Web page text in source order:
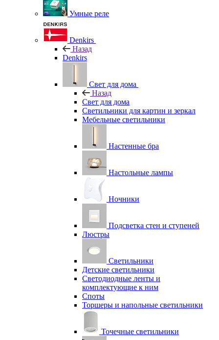
Умные реле
Denkirs
Назад
Denkirs
Свет для дома
Назад
Свет для дома
Светильники для картин и зеркал
Мебельные светильники
Настенные бра
Настольные лампы
Ночники
Подсветка стен и ступеней
Люстры
Светильники
Детские светильники
Светодиодные ленты и
комплектующие к ним
Споты
Торшеры и напольные светильники
Точечные светильники